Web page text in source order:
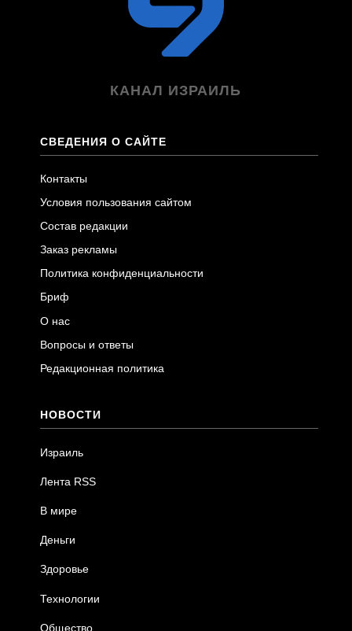
КАНАЛ ИЗРАИЛЬ
СВЕДЕНИЯ О САЙТЕ
Контакты
Условия пользования сайтом
Состав редакции
Заказ рекламы
Политика конфиденциальности
Бриф
О нас
Вопросы и ответы
Редакционная политика
НОВОСТИ
Израиль
Лента RSS
В мире
Деньги
Здоровье
Технологии
Общество